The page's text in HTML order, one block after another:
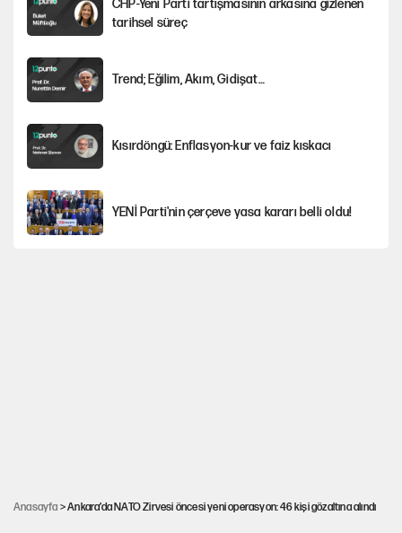
CHP-Yeni Parti tartışmasının arkasına gizlenen
tarihsel süreç
Trend; Eğilim, Akım, Gidişat…
Kısırdöngü: Enflasyon-kur ve faiz kıskacı
YENİ Parti'nin çerçeve yasa kararı belli oldu!
Anasayfa > Ankara’da NATO Zirvesi öncesi yeni operasyon: 46 kişi gözaltına alındı